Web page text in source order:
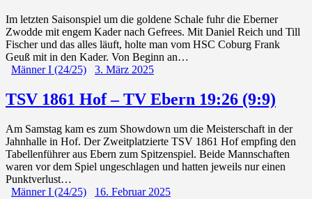
Im letzten Saisonspiel um die goldene Schale fuhr die Eberner
Zwodde mit engem Kader nach Gefrees. Mit Daniel Reich und Till
Fischer und das alles läuft, holte man vom HSC Coburg Frank
Geuß mit in den Kader. Von Beginn an…
Männer I (24/25)
3. März 2025
TSV 1861 Hof – TV Ebern 19:26 (9:9)
Am Samstag kam es zum Showdown um die Meisterschaft in der
Jahnhalle in Hof. Der Zweitplatzierte TSV 1861 Hof empfing den
Tabellenführer aus Ebern zum Spitzenspiel. Beide Mannschaften
waren vor dem Spiel ungeschlagen und hatten jeweils nur einen
Punktverlust…
Männer I (24/25)
16. Februar 2025